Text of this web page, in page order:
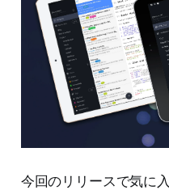
今回のリリースで気に